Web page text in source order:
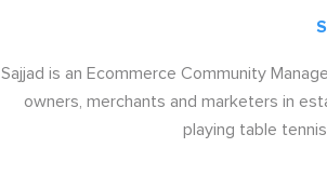
Sajjad is an Ecommerce Community
owners, merchants and marketers in
playing table